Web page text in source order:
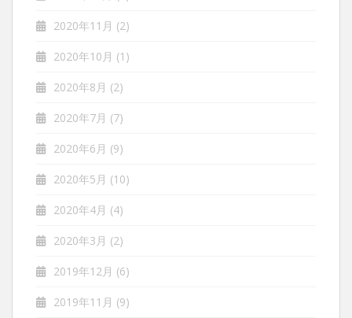
2020年11月 (2)
2020年10月 (1)
2020年8月 (2)
2020年7月 (7)
2020年6月 (9)
2020年5月 (10)
2020年4月 (4)
2020年3月 (2)
2019年12月 (6)
2019年11月 (9)